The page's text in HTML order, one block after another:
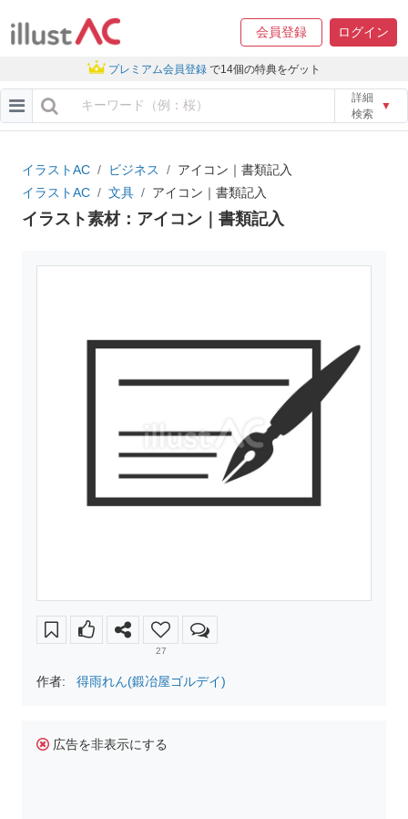
会員登録 ログイン
プレミアム会員登録 で14個の特典をゲット
詳細
検索
▼
イラストAC ビジネス
アイコン｜書類記入
イラストAC
文具 アイコン｜書類記入
イラスト素材：アイコン｜書類記入
27
作者: 得雨れん(鍛冶屋ゴルデイ)
広告を非表示にする